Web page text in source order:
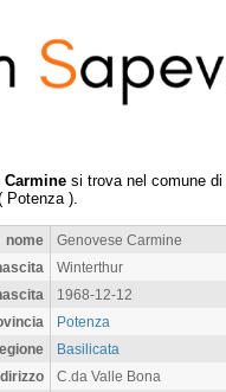
Carmine si trova nel comune di
Potenza ).
nome
Genovese Carmine
Winterthur
1968-12-12
Potenza
Basilicata
C.da Valle Bona